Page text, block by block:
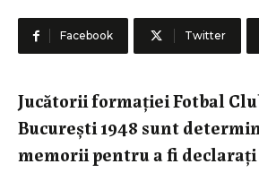
Facebook Twitter
Jucătorii formației Fotbal
București 1948 sunt
memorii pentru a fi